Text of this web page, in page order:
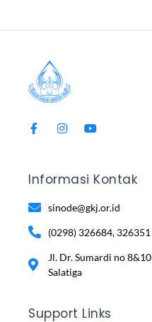
Informasi Kontak
sinode@gkj.or.id
(0298) 326684, 326351
Jl. Dr. Sumardi no 8&10
Salatiga
Support Links